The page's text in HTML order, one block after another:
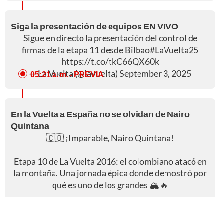
Siga la presentación de equipos EN VIVO
Sigue en directo la presentación del control de
firmas de la etapa 11 desde Bilbao#LaVuelta25
https://t.co/tkC66QX60k
— La Vuelta (@lavuelta)September 3, 2025
05:21 a. m.- PREVIA
En la Vuelta a España no se olvidan de Nairo
Quintana
🇨🇴 ¡Imparable, Nairo Quintana!
Etapa 10 de La Vuelta 2016: el colombiano atacó en
la montaña. Una jornada épica donde demostró por
qué es uno de los grandes 🏔️🔥